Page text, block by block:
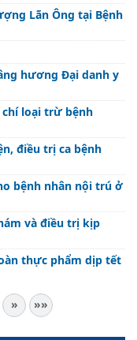
Lãn Ông tại Bệnh
hương Đại danh y
loại trừ bệnh
điều trị ca bệnh
bệnh nhân nội trú ở
và điều trị kịp
thực phẩm dịp tết
» »»